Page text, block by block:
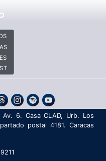
6. Casa CLAD, Urb. Los
postal 4181. Caracas